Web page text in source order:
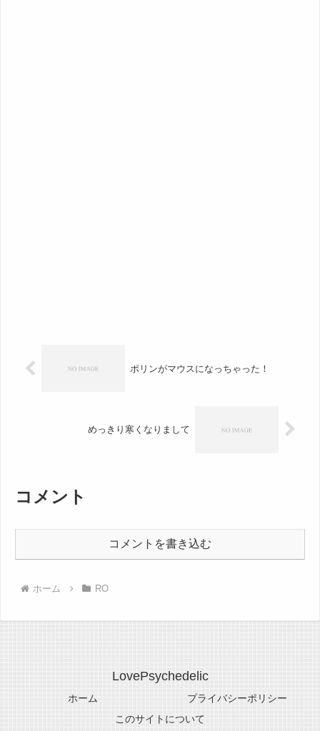
ポリンがマウスになっちゃった！
めっきり寒くなりまして
コメント
コメントを書き込む
ホーム RO
LovePsychedelic
ホーム
プライバシーポリシー
このサイトについて